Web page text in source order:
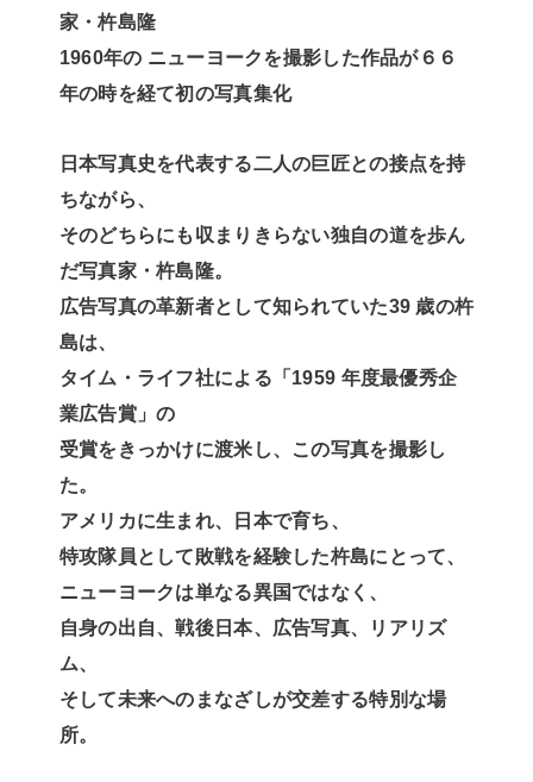
家・杵島隆
1960年の ニューヨークを撮影した作品が６６
年の時を経て初の写真集化
日本写真史を代表する二人の巨匠との接点を持
ちながら、
そのどちらにも収まりきらない独自の道を歩ん
だ写真家・杵島隆。
広告写真の革新者として知られていた39 歳の杵
島は、
タイム・ライフ社による「1959 年度最優秀企
業広告賞」の
受賞をきっかけに渡米し、この写真を撮影し
た。
アメリカに生まれ、日本で育ち、
特攻隊員として敗戦を経験した杵島にとって、
ニューヨークは単なる異国ではなく、
自身の出自、戦後日本、広告写真、リアリズ
ム、
そして未来へのまなざしが交差する特別な場
所。